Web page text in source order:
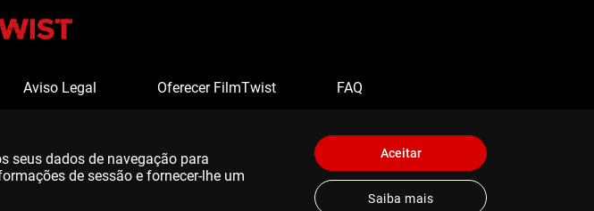
Aviso Legal Oferecer FilmTwist FAQ
seus dados de navegação para
de sessão e fornecer-lhe um
Aceitar
Saiba mais